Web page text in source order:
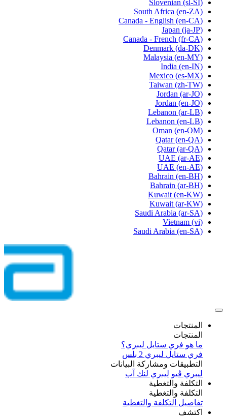
Slovenian (sl-SI)
South Africa (en-ZA)
Canada - English (en-CA)
Japan (ja-JP)
Canada - French (fr-CA)
Denmark (da-DK)
Malaysia (en-MY)
India (en-IN)
Mexico (es-MX)
Taiwan (zh-TW)
Jordan (ar-JO)
Jordan (en-JO)
Lebanon (ar-LB)
Lebanon (en-LB)
Oman (en-OM)
Qatar (en-QA)
Qatar (ar-QA)
UAE (ar-AE)
UAE (en-AE)
Bahrain (en-BH)
Bahrain (ar-BH)
Kuwait (en-KW)
Kuwait (ar-KW)
Saudi Arabia (ar-SA)
Vietnam (vi)
Saudi Arabia (en-SA)
المنتجات
المنتجات
ما هو فري ستايل ليبري؟
فري ستايل ليبري 2 بلس​
التطبيقات ومشاركة البيانات
ليبري ڤيو ليبري لنك آب
التكلفة والتغطية
التكلفة والتغطية
تفاصيل التكلفة والتغطية
اكتشف​